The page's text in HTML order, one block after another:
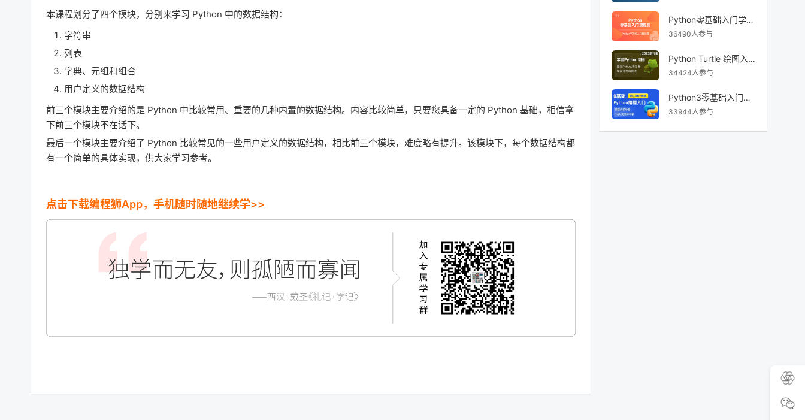
本课程划分了四个模块，分别来学习 Python 中的数据结构：
字符串
列表
字典、元组和组合
用户定义的数据结构
前三个模块主要介绍的是 Python 中比较常用、重要的几种内置的数据结构。内容比较简单，只要您具备一定的 Python 基础，相信拿
下前三个模块不在话下。
最后一个模块主要介绍了 Python 比较常见的一些用户定义的数据结构，相比前三个模块，难度略有提升。该模块下，每个数据结构都
有一个简单的具体实现，供大家学习参考。
点击下载编程狮App，手机随时随地继续学>>
Python零基础入门学习包
36490人参与
Python Turtle 绘图入门课程
34424人参与
Python3零基础入门先导课【适合所有初学者】
33944人参与